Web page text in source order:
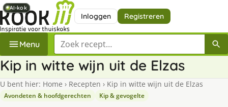
Inloggen Registreren
Menu Zoek een recept
Kip in witte wijn uit de Elzas
U bent hier: Home › Recepten › Kip in witte wijn uit de Elzas
Avondeten & hoofdgerechten Kip & gevogelte
AI-kok
AI-kok
AI-kok
AI-kok